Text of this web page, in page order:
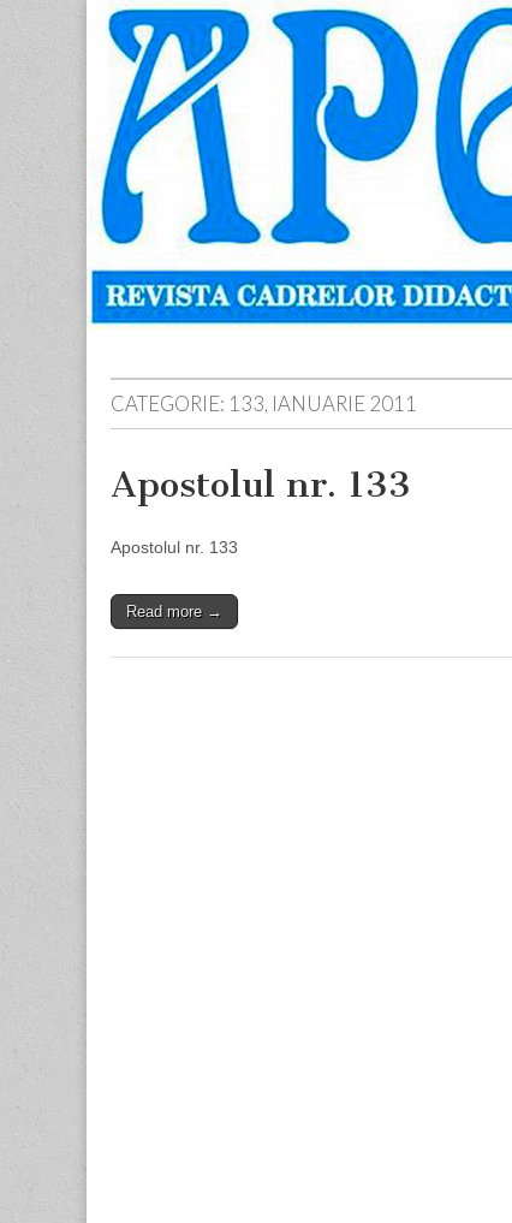
Apostolul
Revista
cadrelor
didactice
din
judetul
Neamt
menu
content
CATEGORIE: 133, IANUARIE 2011
Apostolul nr. 133
Apostolul nr. 133
Read more →